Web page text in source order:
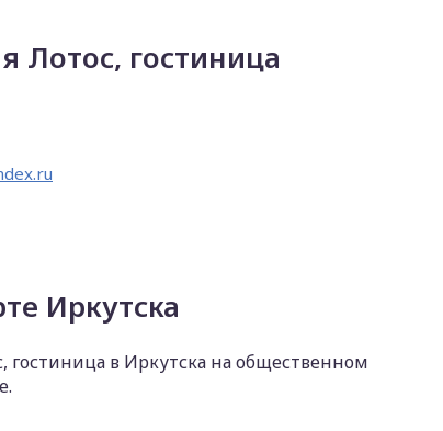
Лотос, гостиница
Иркутска
гостиница в Иркутска на общественном